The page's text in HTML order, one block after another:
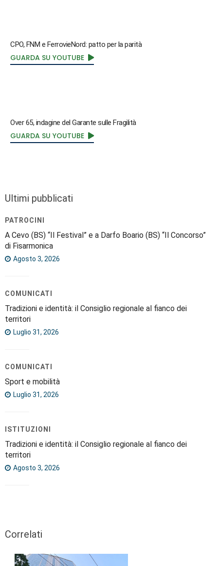
CPO, FNM e FerrovieNord: patto per la parità
GUARDA SU YOUTUBE
Over 65, indagine del Garante sulle Fragilità
GUARDA SU YOUTUBE
Ultimi pubblicati
PATROCINI
A Cevo (BS) “Il Festival” e a Darfo Boario (BS) “Il Concorso”
di Fisarmonica
Agosto 3, 2026
COMUNICATI
Tradizioni e identità: il Consiglio regionale al fianco dei
territori
Luglio 31, 2026
COMUNICATI
Sport e mobilità
Luglio 31, 2026
ISTITUZIONI
Tradizioni e identità: il Consiglio regionale al fianco dei
territori
Agosto 3, 2026
Correlati